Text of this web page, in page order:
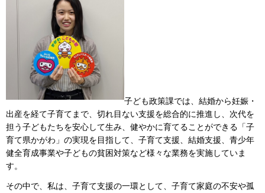
子ども政策課では、結婚から妊娠・
出産を経て子育てまで、切れ目ない支援を総合的に推進し、次代を
担う子どもたちを安心して生み、健やかに育てることができる「子
育て県かがわ」の実現を目指して、子育て支援、結婚支援、青少年
健全育成事業や子どもの貧困対策など様々な業務を実施していま
す。
その中で、私は、子育て支援の一環として、子育て家庭の不安や孤